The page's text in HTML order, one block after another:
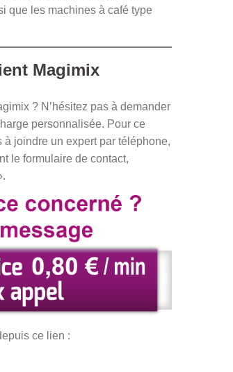
que les machines à café type
Magimix
? N’hésitez pas à demander
personnalisée. Pour ce
à joindre un expert par téléphone,
le formulaire de contact,
ce lien :